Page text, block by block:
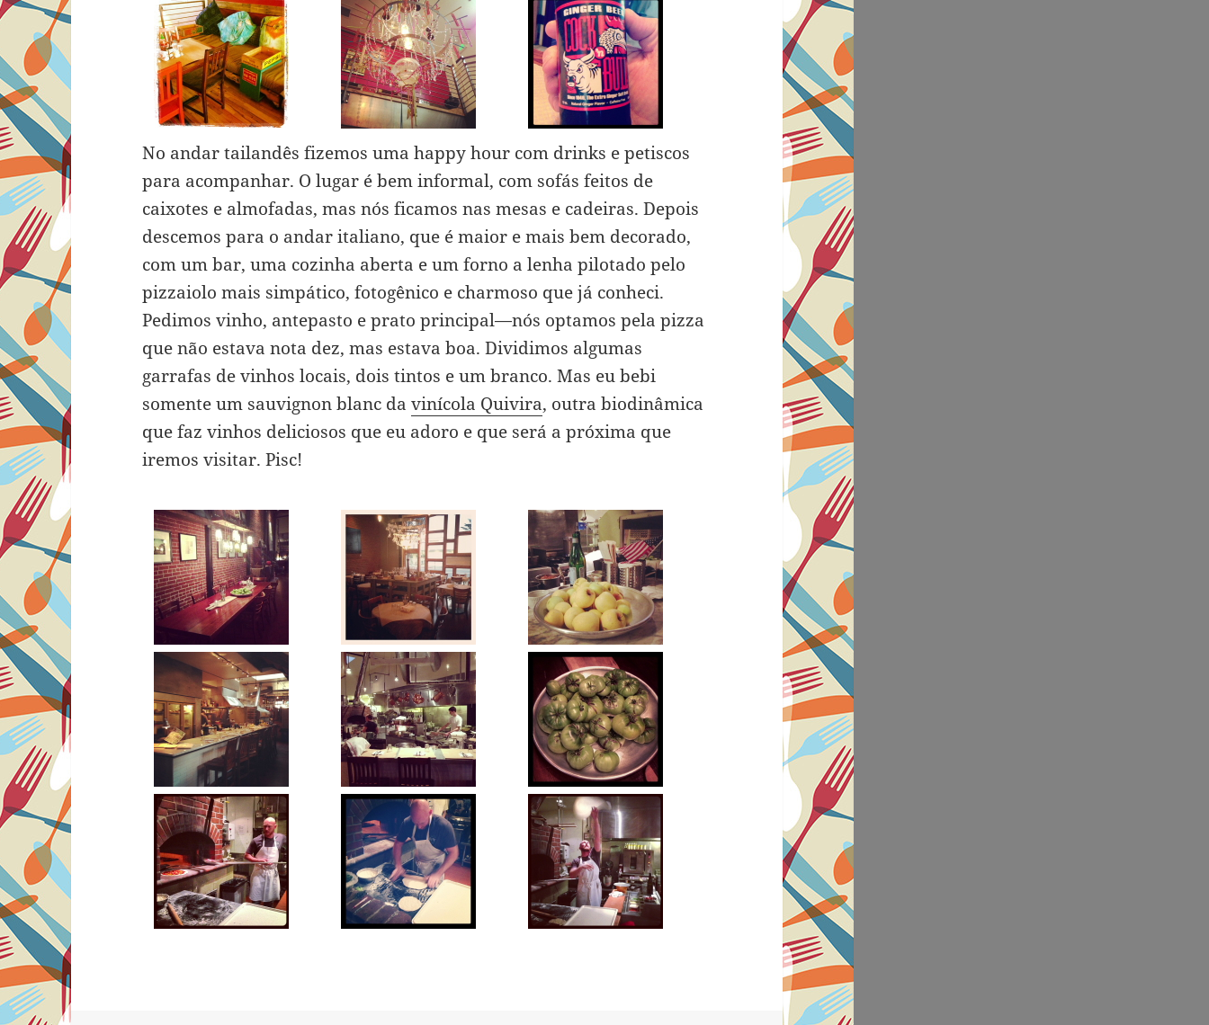
No andar tailandês fizemos uma happy hour com drinks e petiscos
para acompanhar. O lugar é bem informal, com sofás feitos de
caixotes e almofadas, mas nós ficamos nas mesas e cadeiras. Depois
descemos para o andar italiano, que é maior e mais bem decorado,
com um bar, uma cozinha aberta e um forno a lenha pilotado pelo
pizzaiolo mais simpático, fotogênico e charmoso que já conheci.
Pedimos vinho, antepasto e prato principal—nós optamos pela pizza
que não estava nota dez, mas estava boa. Dividimos algumas
garrafas de vinhos locais, dois tintos e um branco. Mas eu bebi
somente um sauvignon blanc davinícola Quivira, outra biodinâmica
que faz vinhos deliciosos que eu adoro e que será a próxima que
iremos visitar. Pisc!